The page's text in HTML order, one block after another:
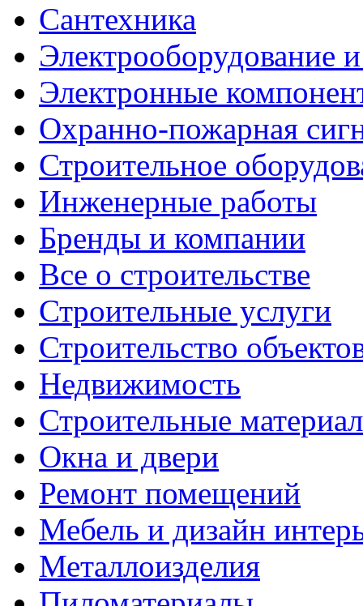
Сантехника
Электрооборудование
Электронные
Охранно-пожарная
Строительное
Инженерные работы
Бренды и компании
Все о строительстве
Строительные услуги
Строительство
Недвижимость
Строительные
Окна и двери
Ремонт помещений
Мебель и дизайн
Металлоизделия